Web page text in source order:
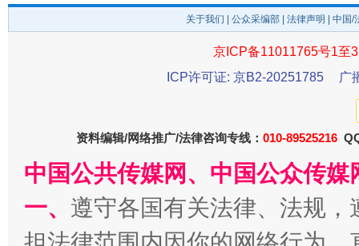
受贿1.44亿！段成刚被判无期 从幼
关于我们 公众采编部 法律声明 | 中国
京ICP备11011765号1至
ICP许可证: 京B2-20251785
广
资料编辑/网络推广/法律咨询专线： 010-89525216
中国公共传媒网、中国公众传
一、 遵守各国有关法律、法规